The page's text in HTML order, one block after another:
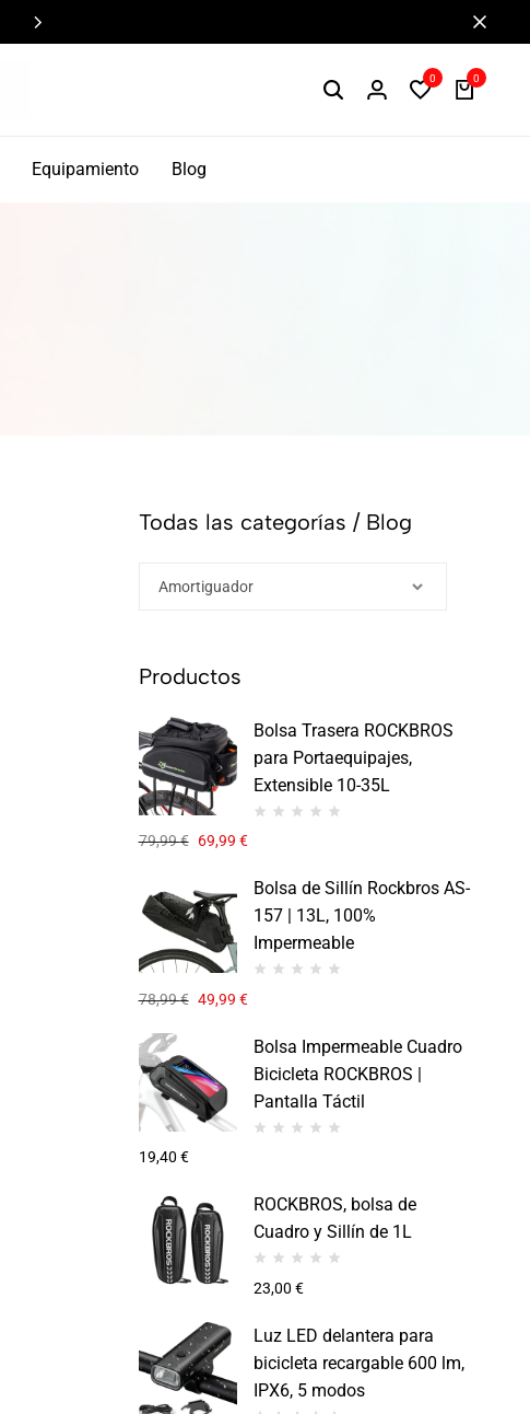
Componentes de alto rendimiento y bikepacking
0 0
Equipamiento Blog
Todas las categorías / Blog
Productos
Bolsa Trasera ROCKBROS
para Portaequipajes,
Extensible 10-35L
79,99€ 69,99 €
Bolsa de Sillín Rockbros AS-
157 | 13L, 100%
Impermeable
78,99€ 49,99 €
Bolsa Impermeable Cuadro
Bicicleta ROCKBROS |
Pantalla Táctil
19,40 €
ROCKBROS, bolsa de
Cuadro y Sillín de 1L
23,00 €
Luz LED delantera para
bicicleta recargable 600 lm,
IPX6, 5 modos